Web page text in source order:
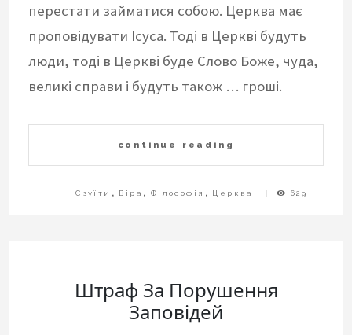
перестати займатися собою. Церква має
проповідувати Ісуса. Тоді в Церкві будуть
люди, тоді в Церкві буде Слово Боже, чуда,
великі справи і будуть також … гроші.
continue reading
Єзуїти , Віра , Філософія , Церква 629
Штраф За Порушення
Заповідей